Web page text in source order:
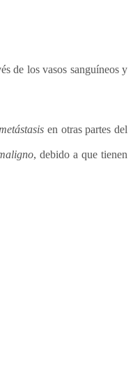
de los vasos sanguíneos y
en otras partes del
, debido a que tienen